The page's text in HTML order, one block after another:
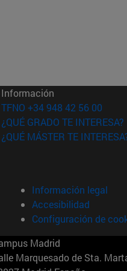
ventana)
ventana)
Información
TFNO +34 948 42 56 00
¿QUÉ GRADO TE INTERESA?
¿QUÉ MÁSTER TE
Información legal
Accesibilidad
Configuración de
Madrid
Marquesado de Sta.